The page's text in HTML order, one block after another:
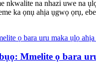
nkwalite na nhazi uwe na
ka ọnụ ahịa ụgwọ ọrụ,
Mmelite ọ bara